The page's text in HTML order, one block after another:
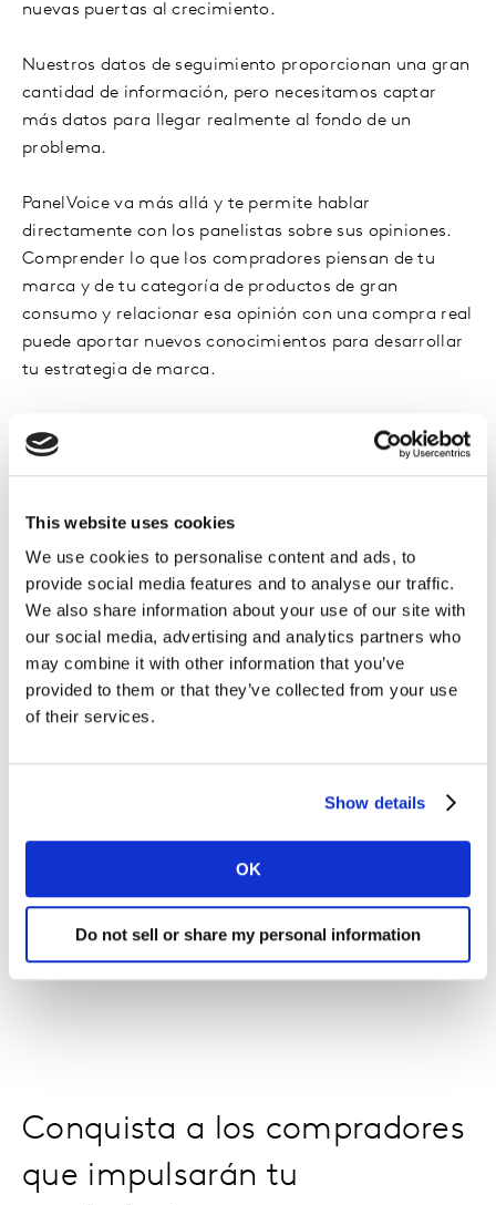
This website uses cookies
We use cookies to personalise content and ads, to
provide social media features and to analyse our traffic.
We also share information about your use of our site with
our social media, advertising and analytics partners who
may combine it with other information that you’ve
provided to them or that they’ve collected from your use
of their services.
Show details
OK
Do not sell or share my personal information
nuevas puertas al crecimiento.
Nuestros datos de seguimiento proporcionan una gran
cantidad de información, pero necesitamos captar
más datos para llegar realmente al fondo de un
problema.
PanelVoice va más allá y te permite hablar
directamente con los panelistas sobre sus opiniones.
Comprender lo que los compradores piensan de tu
marca y de tu categoría de productos de gran
consumo y relacionar esa opinión con una compra real
puede aportar nuevos conocimientos para desarrollar
tu estrategia de marca.
Conquista a los compradores
que impulsarán tu